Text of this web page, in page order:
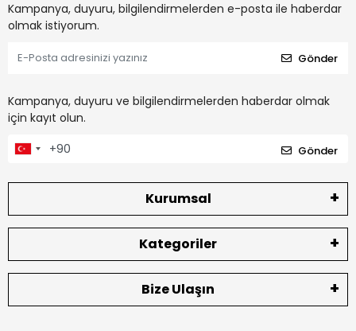
Kampanya, duyuru, bilgilendirmelerden e-posta ile haberdar
olmak istiyorum.
Gönder
Kampanya, duyuru ve bilgilendirmelerden haberdar olmak
için kayıt olun.
Gönder
Kurumsal
Kategoriler
Bize Ulaşın